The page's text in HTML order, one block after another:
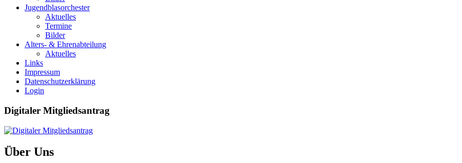
Jugendblasorchester
Aktuelles
Termine
Bilder
Alters- & Ehrenabteilung
Aktuelles
Links
Impressum
Datenschutzerklärung
Login
Digitaler Mitgliedsantrag
Über Uns